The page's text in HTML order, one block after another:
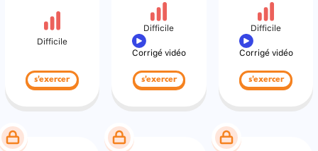
Difficile
s'exercer
Difficile
Corrigé vidéo
s'exercer
Difficile
Corrigé vidéo
s'exercer